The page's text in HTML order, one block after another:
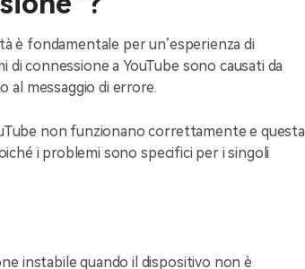
è fondamentale per un’esperienza di
connessione a YouTube sono causati da
messaggio di errore.
non funzionano correttamente e questa
i problemi sono specifici per i singoli
instabile quando il dispositivo non è